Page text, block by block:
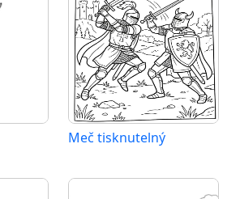
Meč tisknutelný